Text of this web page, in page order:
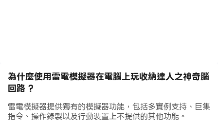
1、各種存儲和整理工作，都會有時間限制，需要提前規劃
哦。
2、擁有簡潔清爽的介面，高清的畫面，能够帶給玩家良好
為什麼使用雷電模擬器在電腦上玩收納達人之神奇腦
回路 ?
雷電模擬器提供獨有的模擬器功能，包括多實例支持、巨集
指令、操作錄製以及行動裝置上不提供的其他功能。